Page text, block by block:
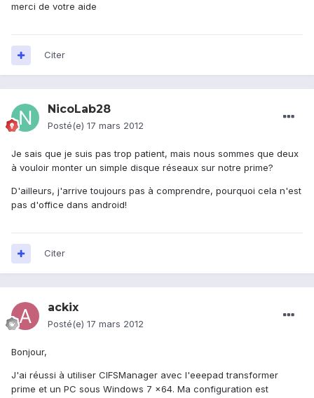
merci de votre aide
Citer
NicoLab28
Posté(e) 17 mars 2012
Je sais que je suis pas trop patient, mais nous sommes que deux
à vouloir monter un simple disque réseaux sur notre prime?
D'ailleurs, j'arrive toujours pas à comprendre, pourquoi cela n'est
pas d'office dans android!
Citer
ackix
Posté(e) 17 mars 2012
Bonjour,
J'ai réussi à utiliser CIFSManager avec l'eeepad transformer
prime et un PC sous Windows 7 x64. Ma configuration est